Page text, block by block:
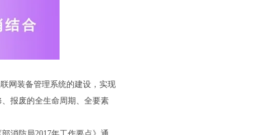
网装备管理系统的建设，实现
报废的全生命周期、全要素